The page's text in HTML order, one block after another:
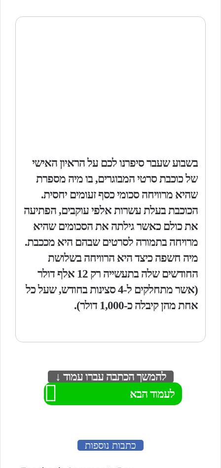
בשבוע שעבר סיפרנו לכם על הראיון האישי
של כוכבת סרטי המבוגרים, בו מיה מספרת
שהיא מרוויחה סכומי כסף זעומים יחסית.
הכוכבת בעלת עשרות אלפי עוקבים, הפתיעה
את כולם כאשר גילתה את הסכומים שהיא
מרויחה בתמורה לסרטים שבהם היא מככבת.
מיה חשפה כיצד היא הרוויחה בשלושת
החודשים שלה בתעשייה רק 12 אלף דולר
(אשר מתחלקים ל-4 סצינות בחודש, שעל כל
אחת מהן קיבלה כ-1,000 דולר).
להמשך הכתבה עברו עמוד ↓
לעמוד הבא
כתבות נוספות